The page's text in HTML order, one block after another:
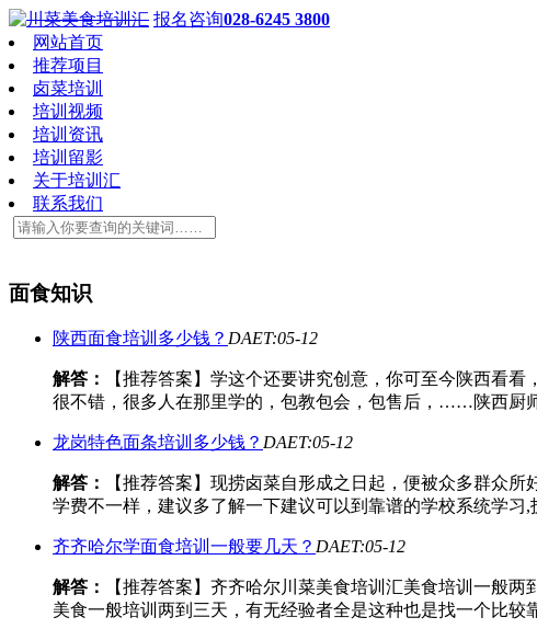
报名咨询028-6245 3800
网站首页
推荐项目
卤菜培训
培训视频
培训资讯
培训留影
关于培训汇
联系我们
面食知识
陕西面食培训多少钱？ DAET:05-12
解答：
【推荐答案】学这个还要讲究创意，你可至今陕西看
很不错，很多人在那里学的，包教包会，包售后，……陕西厨师
龙岗特色面条培训多少钱？ DAET:05-12
解答：
【推荐答案】现捞卤菜自形成之日起，便被众多群众
学费不一样，建议多了解一下建议可以到靠谱的学校系统学习
齐齐哈尔学面食培训一般要几天？ DAET:05-12
解答：
【推荐答案】齐齐哈尔川菜美食培训汇美食培训一般
美食一般培训两到三天，有无经验者全是这种也是找一个比较